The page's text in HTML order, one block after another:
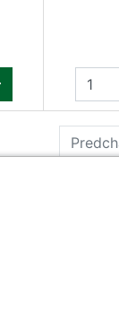
si ujsť žiadne